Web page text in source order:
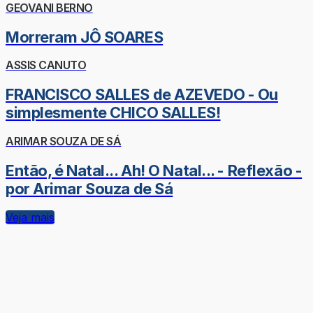
GEOVANI BERNO
Morreram JÔ SOARES
ASSIS CANUTO
FRANCISCO SALLES de AZEVEDO - Ou
simplesmente CHICO SALLES!
ARIMAR SOUZA DE SÁ
Então, é Natal... Ah! O Natal... - Reflexão -
por Arimar Souza de Sá
Veja mais